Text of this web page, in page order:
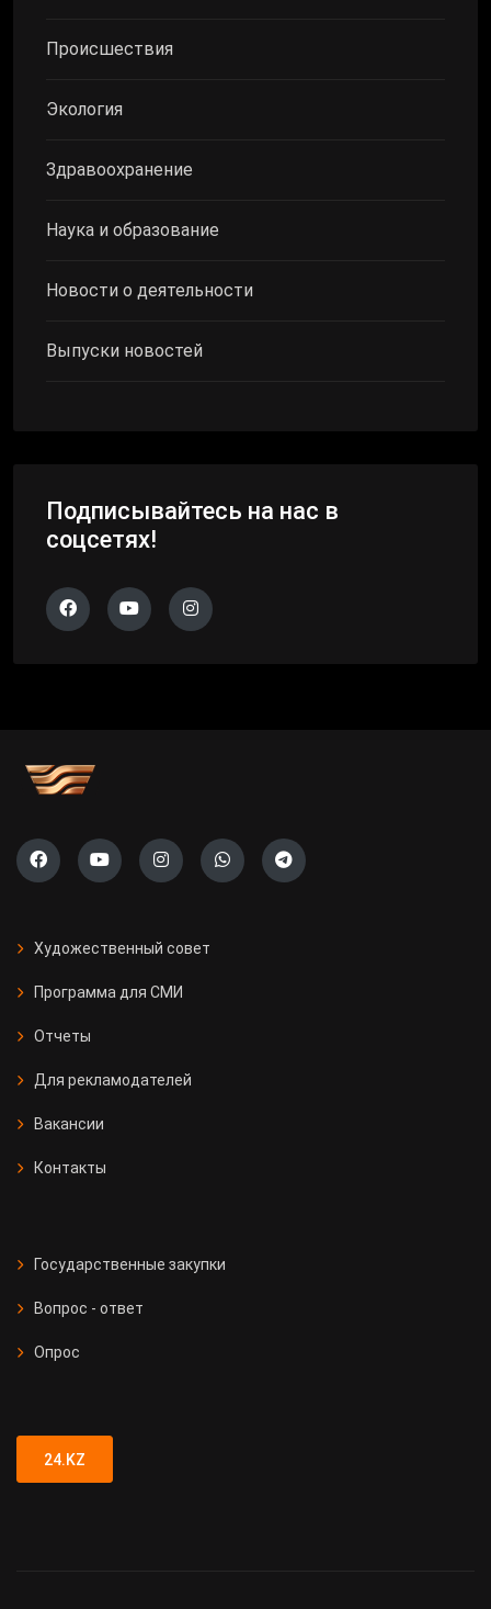
Происшествия
Экология
Здравоохранение
Наука и образование
Новости о деятельности
Выпуски новостей
Подписывайтесь на нас в
соцсетях!
Художественный совет
Программа для СМИ
Отчеты
Для рекламодателей
Вакансии
Контакты
Государственные закупки
Вопрос - ответ
Опрос
24.KZ